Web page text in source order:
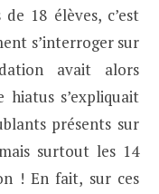
18 élèves, c’est
s’interroger sur
avait alors
s’expliquait
présents sur
surtout les 14
! En fait, sur ces